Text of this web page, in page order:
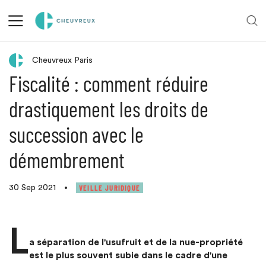
Retour aux actualités
Cheuvreux Paris
Fiscalité : comment réduire
drastiquement les droits de
succession avec le
démembrement
30 Sep 2021 • VEILLE JURIDIQUE
La séparation de l'usufruit et de la nue-propriété
est le plus souvent subie dans le cadre d'une